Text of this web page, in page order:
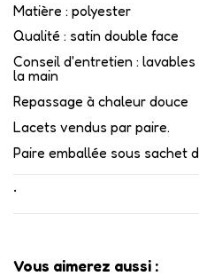
Matière : polyester
Qualité : satin double face
Conseil d'entretien :
la main
Repassage à chaleur douce
Lacets vendus par paire.
Paire emballée sous sachet
•
Vous aimerez aussi :